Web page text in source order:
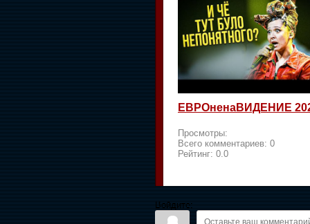
ЕВРОненаВИДЕНИЕ
Просмотры:
Всего комментариев: 0
Рейтинг: 0.0
Войдите: